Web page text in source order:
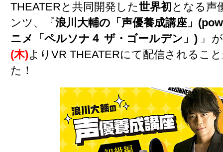
THEATERと共同開発した世界初となる声
ンツ、『浪川大輔の「声優養成講座」
ニメ「ペルソナ４ ザ・ゴールデン」) 』
(木)よりVR THEATERにて配信されるこ
た！